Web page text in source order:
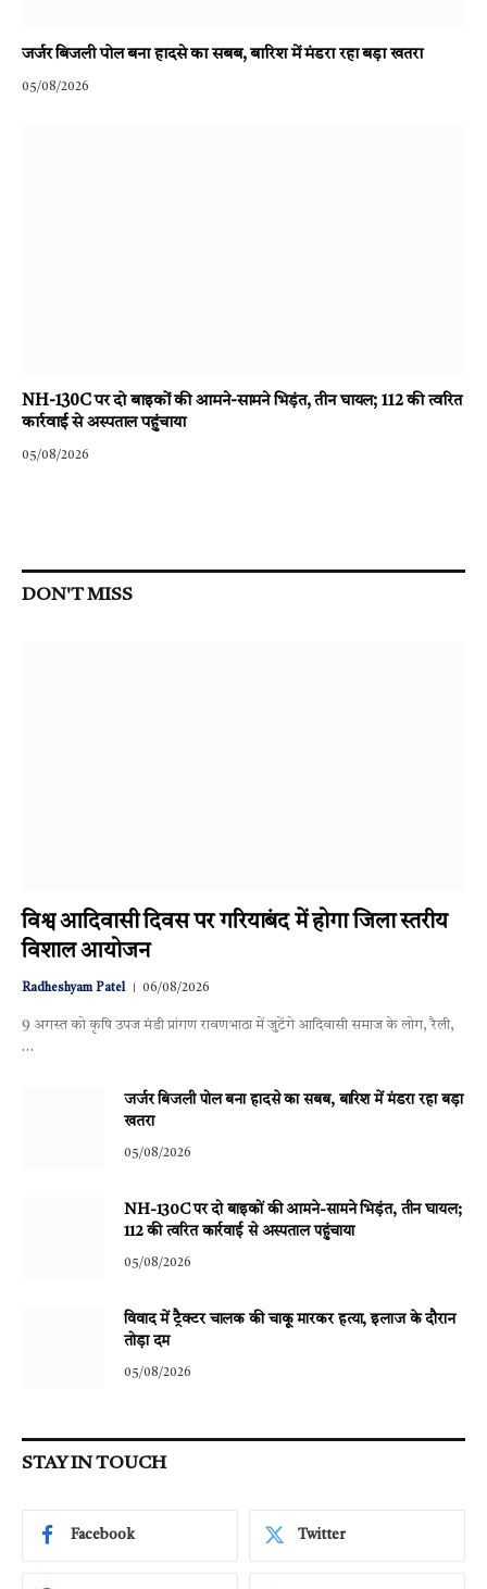
जर्जर बिजली पोल बना हादसे का सबब, बारिश में मंडरा रहा बड़ा खतरा
05/08/2026
NH-130C पर दो बाइकों की आमने-सामने भिड़ंत, तीन घायल; 112 की त्वरित
कार्रवाई से अस्पताल पहुंचाया
05/08/2026
DON'T MISS
विश्व आदिवासी दिवस पर गरियाबंद में होगा जिला स्तरीय
विशाल आयोजन
Radheshyam Patel 06/08/2026
9 अगस्त को कृषि उपज मंडी प्रांगण रावणभाठा में जुटेंगे आदिवासी समाज के लोग, रैली,
…
जर्जर बिजली पोल बना हादसे का सबब, बारिश में मंडरा रहा बड़ा
खतरा
05/08/2026
NH-130C पर दो बाइकों की आमने-सामने भिड़ंत, तीन घायल;
112 की त्वरित कार्रवाई से अस्पताल पहुंचाया
05/08/2026
विवाद में ट्रैक्टर चालक की चाकू मारकर हत्या, इलाज के दौरान
तोड़ा दम
05/08/2026
STAY IN TOUCH
Facebook Twitter